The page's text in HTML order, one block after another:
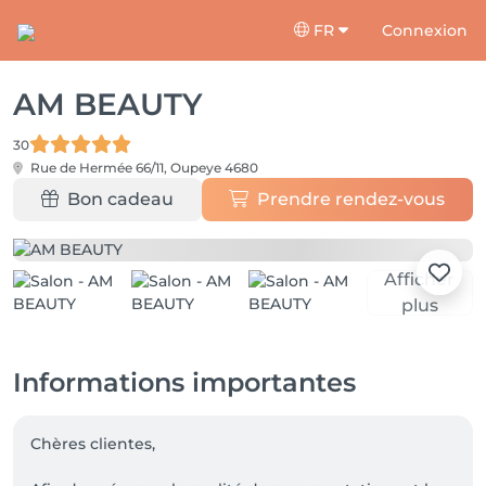
FR Connexion
AM BEAUTY
30
Rue de Hermée 66/11, Oupeye 4680
Bon cadeau Prendre rendez-vous
Afficher
plus
Informations importantes
Chères clientes,